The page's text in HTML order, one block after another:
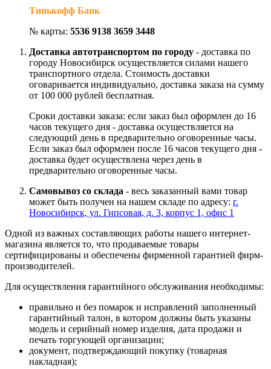
Тинькофф Банк
№ карты: 5536 9138 3659 3448
Доставка автотранспортом по городу - доставка по
городу Новосибирск осуществляется силами нашего
транспортного отдела. Стоимость доставки
оговаривается индивидуально, доставка заказа на сумму
от 100 000 рублей бесплатная.
Сроки доставки заказа: если заказ был оформлен до 16
часов текущего дня - доставка осуществляется на
следующий день в предварительно оговоренные часы.
Если заказ был оформлен после 16 часов текущего дня -
доставка будет осуществлена через день в
предварительно оговоренные часы.
Самовывоз со склада - весь заказанный вами товар
может быть получен на нашем складе по адресу: г.
Новосибирск, ул. Гипсовая, д. 3, корпус 1, офис 1
Одной из важных составляющих работы нашего интернет-
магазина является то, что продаваемые товары
сертифицированы и обеспечены фирменной гарантией фирм-
производителей.
Для осуществления гарантийного обслуживания необходимы:
правильно и без помарок и исправлений заполненный
гарантийный талон, в котором должны быть указаны
модель и серийный номер изделия, дата продажи и
печать торгующей организации;
документ, подтверждающий покупку (товарная
накладная);